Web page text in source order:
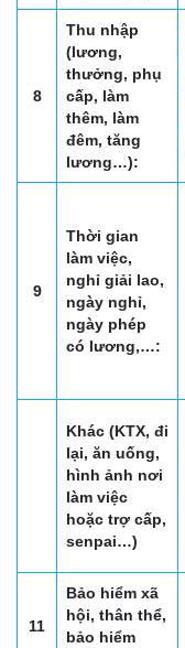
8
Thu nhập
(lương,
thưởng, phụ
cấp, làm
thêm, làm
đêm, tăng
lương…):
9
Thời gian
làm việc,
nghỉ giải lao,
ngày nghỉ,
ngày phép
có lương,…:
Khác (KTX, đi
lại, ăn uống,
hình ảnh nơi
làm việc
hoặc trợ cấp,
senpai…)
11
Bảo hiểm xã
hội, thân thể,
bảo hiểm